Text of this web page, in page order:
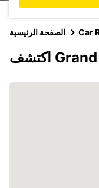
الصفحة الرئيسية Car